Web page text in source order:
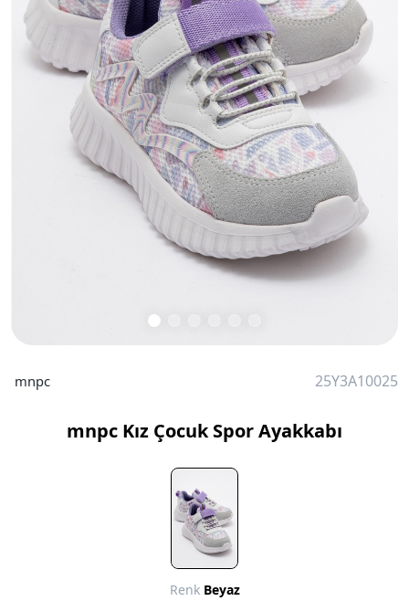
mnpc 25Y3A10025
mnpc Kız Çocuk Spor Ayakkabı
Renk Beyaz